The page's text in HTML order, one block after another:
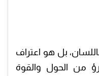
بل هو اعتراف
من الحول والقوة